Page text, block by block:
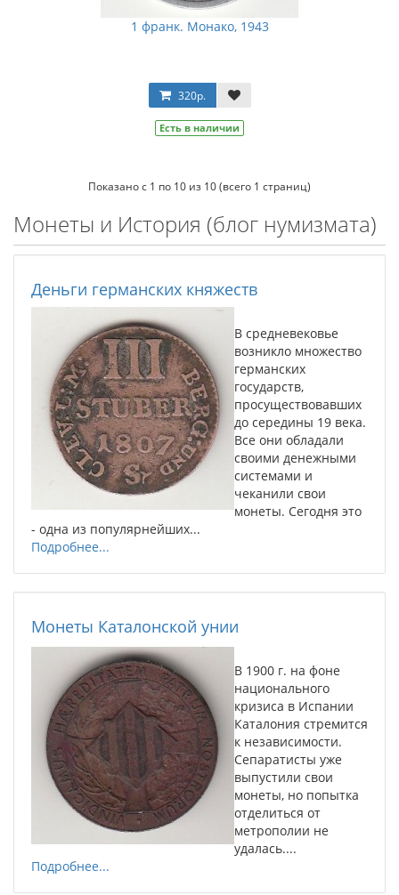
1 франк. Монако, 1943
320р.
Есть в наличии
Показано с 1 по 10 из 10 (всего 1 страниц)
Монеты и История (блог нумизмата)
Деньги германских княжеств
В средневековье
возникло множество
германских
государств,
просуществовавших
до середины 19 века.
Все они обладали
своими денежными
системами и
чеканили свои
монеты. Сегодня это
- одна из популярнейших...
Подробнее...
Монеты Каталонской унии
В 1900 г. на фоне
национального
кризиса в Испании
Каталония стремится
к независимости.
Сепаратисты уже
выпустили свои
монеты, но попытка
отделиться от
метрополии не
удалась....
Подробнее...